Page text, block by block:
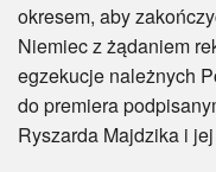
okresem, aby
Niemiec z żądaniem
egzekucje należnych
do premiera
Ryszarda Majdzika i jej